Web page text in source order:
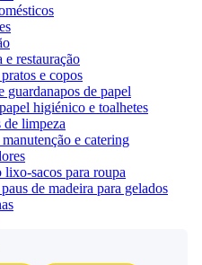
e restauração
e copos
guardanapos de papel
higiénico e toalhetes
de limpeza
e catering
lixo-sacos para roupa
de madeira para gelados